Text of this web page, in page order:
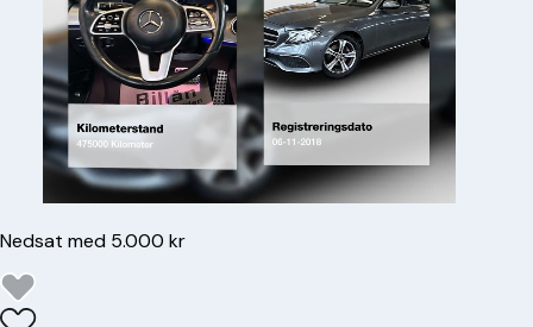
Nedsat med 5.000 kr